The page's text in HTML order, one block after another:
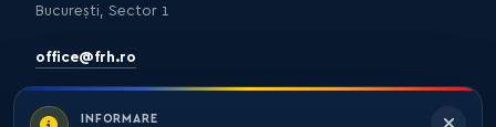
INFORMARE
București, Sector 1
office@frh.ro